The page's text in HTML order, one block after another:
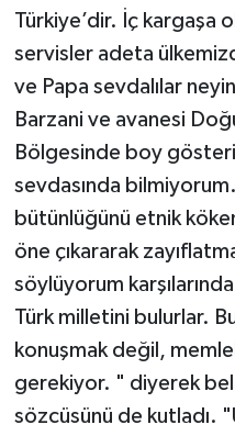
Türkiye’dir. İç kargaşa
servisler adeta
ve Papa sevdalılar
Barzani ve avanesi
Bölgesinde boy
sevdasında
bütünlüğünü etnik
öne çıkararak
söylüyorum
Türk milletini bulurlar.
konuşmak değil,
gerekiyor. " diyerek
sözcüsünü de kutladı.